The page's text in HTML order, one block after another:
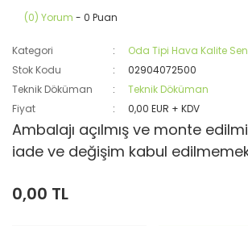
(0) Yorum - 0 Puan
Kategori
Oda Tipi Hava Kalite
Stok Kodu
02904072500
Teknik Döküman
Teknik Döküman
Fiyat
0,00 EUR + KDV
Ambalajı açılmış ve monte
iade ve değişim kabul
0,00 TL